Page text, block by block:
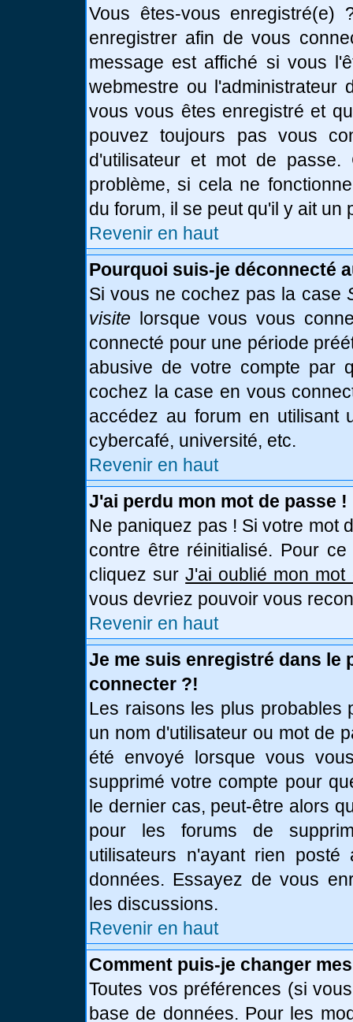
Vous êtes-vous enregistré(e)
enregistrer afin de vous
message est affiché si vous
webmestre ou l'administrateur
vous vous êtes enregistré et
pouvez toujours pas vous
d'utilisateur et mot de
problème, si cela ne
du forum, il se peut qu'il y ait un
Revenir en haut
Pourquoi suis-je déconnecté
Si vous ne cochez pas la case
visite lorsque vous vous
connecté pour une période
abusive de votre compte par
cochez la case en vous
accédez au forum en utilisant
cybercafé, université, etc.
Revenir en haut
J'ai perdu mon mot de passe !
Ne paniquez pas ! Si votre mot
contre être réinitialisé. Pour
cliquez surJ'ai oublié mon mot
vous devriez pouvoir vous
Revenir en haut
Je me suis enregistré dans le
connecter ?!
Les raisons les plus probables
un nom d'utilisateur ou mot de
été envoyé lorsque vous
supprimé votre compte pour
le dernier cas, peut-être alors
pour les forums de
utilisateurs n'ayant rien
données. Essayez de vous
les discussions.
Revenir en haut
Comment puis-je changer
Toutes vos préférences (si
base de données. Pour les